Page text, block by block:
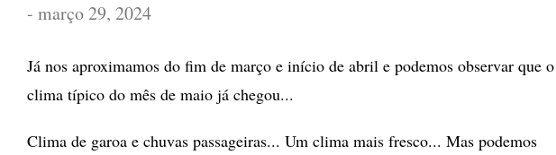
- março 29, 2024
Já nos aproximamos do fim de março e início de abril e podemos observar que o
clima típico do mês de maio já chegou...
Clima de garoa e chuvas passageiras... Um clima mais fresco... Mas podemos